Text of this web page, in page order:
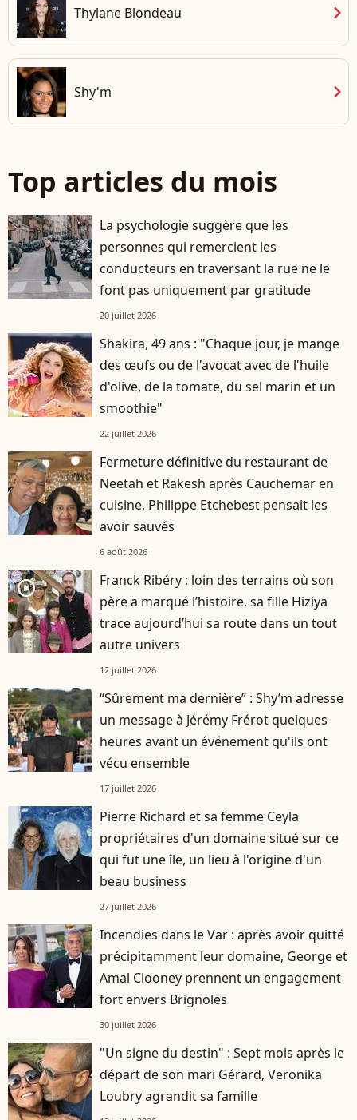
Thylane Blondeau chevron_right
Shy'm chevron_right
Top articles du mois
La psychologie suggère que les
personnes qui remercient les
conducteurs en traversant la rue ne le
font pas uniquement par gratitude
20 juillet 2026
Shakira, 49 ans : "Chaque jour, je mange
des œufs ou de l'avocat avec de l'huile
d'olive, de la tomate, du sel marin et un
smoothie"
22 juillet 2026
Fermeture définitive du restaurant de
Neetah et Rakesh après Cauchemar en
cuisine, Philippe Etchebest pensait les
avoir sauvés
6 août 2026
player2
Franck Ribéry : loin des terrains où son
père a marqué l’histoire, sa fille Hiziya
trace aujourd’hui sa route dans un tout
autre univers
12 juillet 2026
“Sûrement ma dernière” : Shy’m adresse
un message à Jérémy Frérot quelques
heures avant un événement qu'ils ont
vécu ensemble
17 juillet 2026
Pierre Richard et sa femme Ceyla
propriétaires d'un domaine situé sur ce
qui fut une île, un lieu à l'origine d'un
beau business
27 juillet 2026
Incendies dans le Var : après avoir quitté
précipitamment leur domaine, George et
Amal Clooney prennent un engagement
fort envers Brignoles
30 juillet 2026
"Un signe du destin" : Sept mois après le
départ de son mari Gérard, Veronika
Loubry agrandit sa famille